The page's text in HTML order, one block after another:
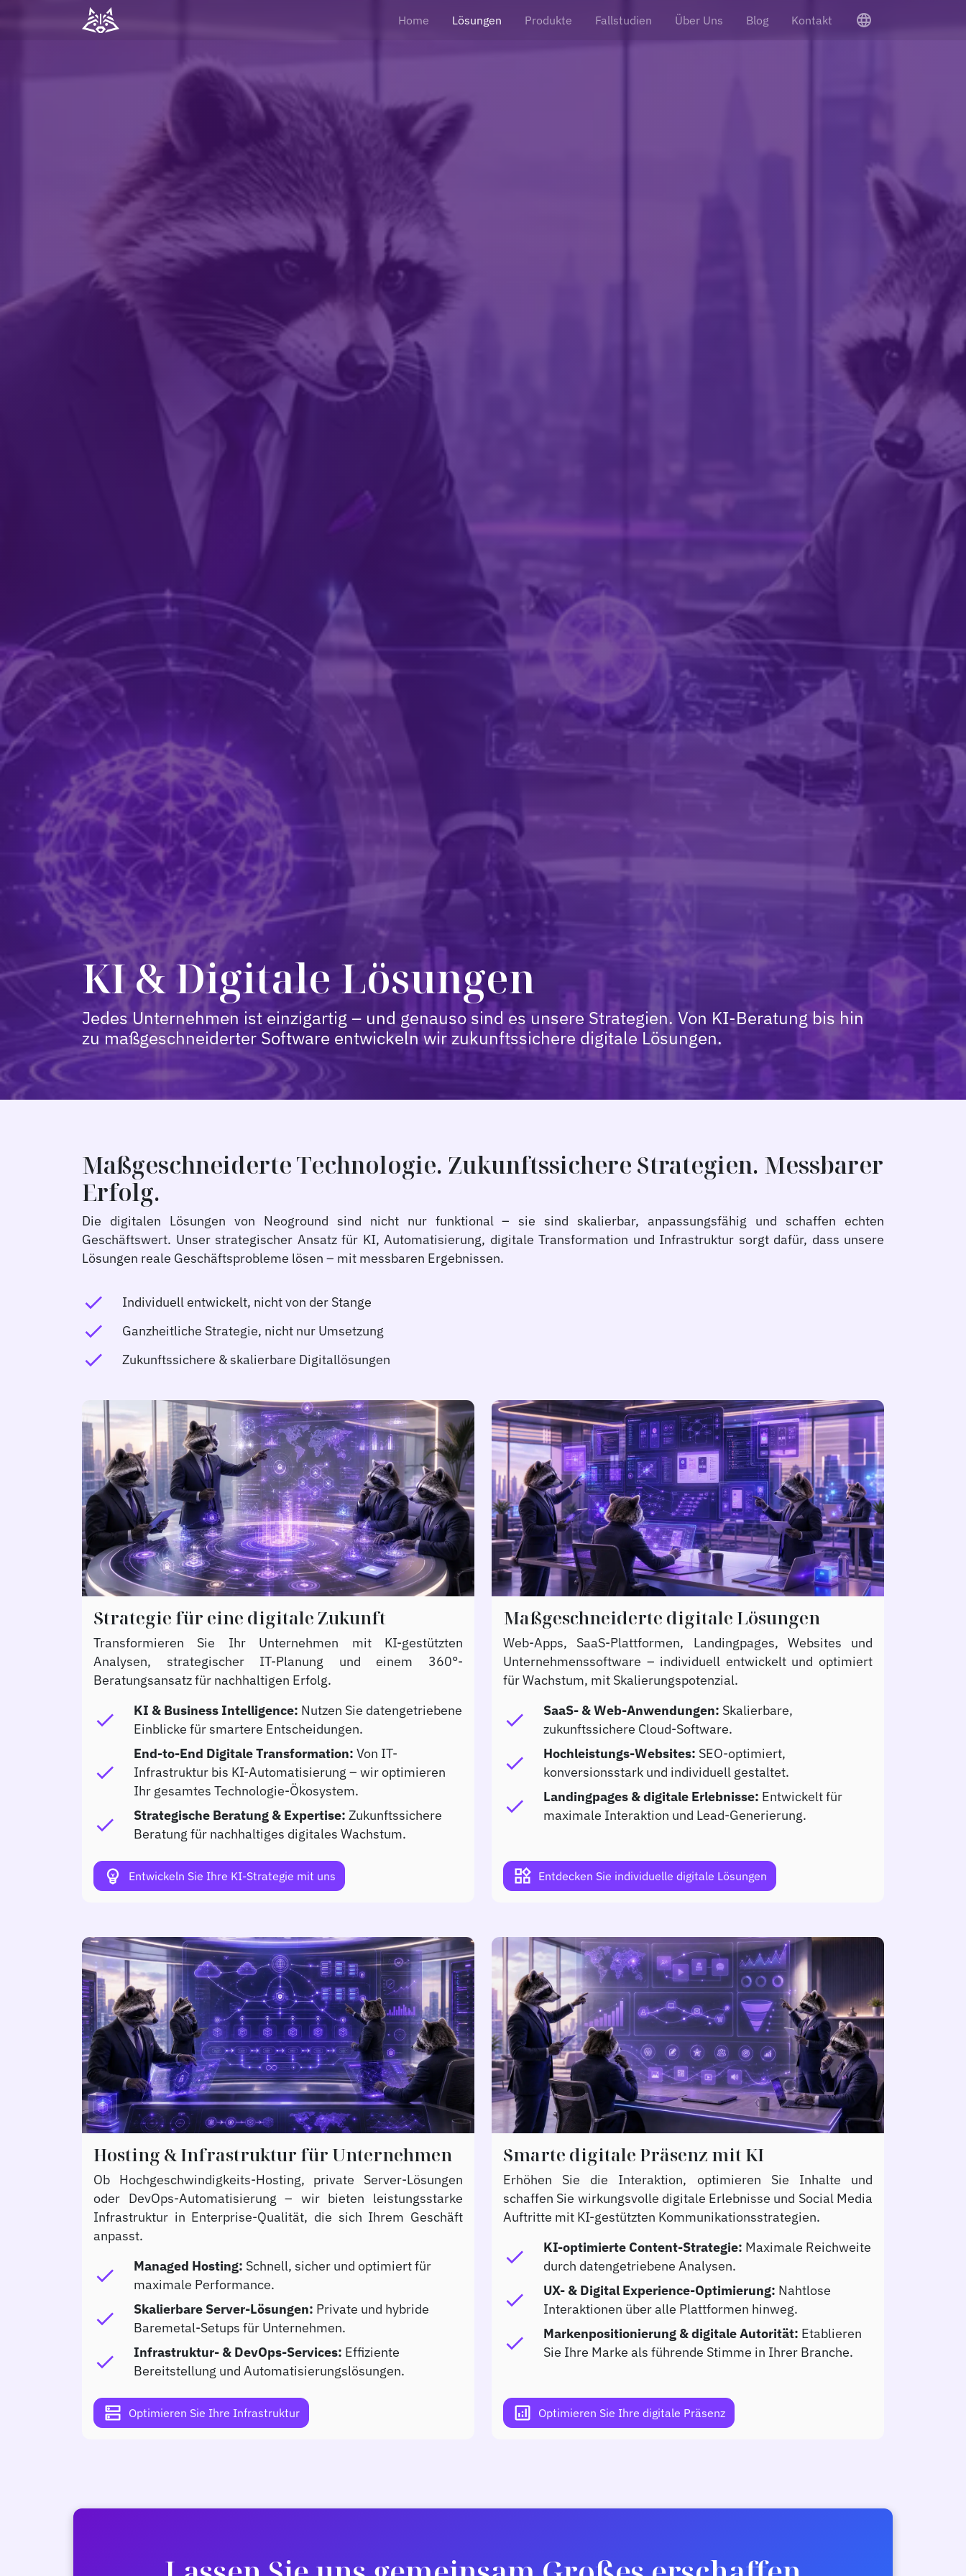
Home Lösungen Produkte Fallstudien Über Uns Blog Kontakt language
KI & Digitale Lösungen
Jedes Unternehmen ist einzigartig – und genauso sind es unsere Strategien. Von KI-Beratung bis hin
zu maßgeschneiderter Software entwickeln wir zukunftssichere digitale Lösungen.
Maßgeschneiderte Technologie. Zukunftssichere Strategien. Messbarer
Erfolg.
Die digitalen Lösungen von Neoground sind nicht nur funktional – sie sind skalierbar, anpassungsfähig und schaffen echten
Geschäftswert. Unser strategischer Ansatz für KI, Automatisierung, digitale Transformation und Infrastruktur sorgt dafür, dass unsere
Lösungen reale Geschäftsprobleme lösen – mit messbaren Ergebnissen.
check Individuell entwickelt, nicht von der Stange
check Ganzheitliche Strategie, nicht nur Umsetzung
check Zukunftssichere & skalierbare Digitallösungen
Strategie für eine digitale Zukunft
Transformieren Sie Ihr Unternehmen mit KI-gestützten
Analysen, strategischer IT-Planung und einem 360°-
Beratungsansatz für nachhaltigen Erfolg.
check KI & Business Intelligence: Nutzen Sie datengetriebene
Einblicke für smartere Entscheidungen.
check
End-to-End Digitale Transformation: Von IT-
Infrastruktur bis KI-Automatisierung – wir optimieren
Ihr gesamtes Technologie-Ökosystem.
check Strategische Beratung & Expertise: Zukunftssichere
Beratung für nachhaltiges digitales Wachstum.
emoji_objects Entwickeln Sie Ihre KI-Strategie mit uns
Maßgeschneiderte digitale Lösungen
Web-Apps, SaaS-Plattformen, Landingpages, Websites und
Unternehmenssoftware – individuell entwickelt und optimiert
für Wachstum, mit Skalierungspotenzial.
check SaaS- & Web-Anwendungen: Skalierbare,
zukunftssichere Cloud-Software.
check Hochleistungs-Websites: SEO-optimiert,
konversionsstark und individuell gestaltet.
check Landingpages & digitale Erlebnisse: Entwickelt für
maximale Interaktion und Lead-Generierung.
widgets Entdecken Sie individuelle digitale Lösungen
Hosting & Infrastruktur für Unternehmen
Ob Hochgeschwindigkeits-Hosting, private Server-Lösungen
oder DevOps-Automatisierung – wir bieten leistungsstarke
Infrastruktur in Enterprise-Qualität, die sich Ihrem Geschäft
anpasst.
check Managed Hosting: Schnell, sicher und optimiert für
maximale Performance.
check Skalierbare Server-Lösungen: Private und hybride
Baremetal-Setups für Unternehmen.
check Infrastruktur- & DevOps-Services: Effiziente
Bereitstellung und Automatisierungslösungen.
dns Optimieren Sie Ihre Infrastruktur
Smarte digitale Präsenz mit KI
Erhöhen Sie die Interaktion, optimieren Sie Inhalte und
schaffen Sie wirkungsvolle digitale Erlebnisse und Social Media
Auftritte mit KI-gestützten Kommunikationsstrategien.
check KI-optimierte Content-Strategie: Maximale Reichweite
durch datengetriebene Analysen.
check UX- & Digital Experience-Optimierung: Nahtlose
Interaktionen über alle Plattformen hinweg.
check Markenpositionierung & digitale Autorität: Etablieren
Sie Ihre Marke als führende Stimme in Ihrer Branche.
analytics Optimieren Sie Ihre digitale Präsenz